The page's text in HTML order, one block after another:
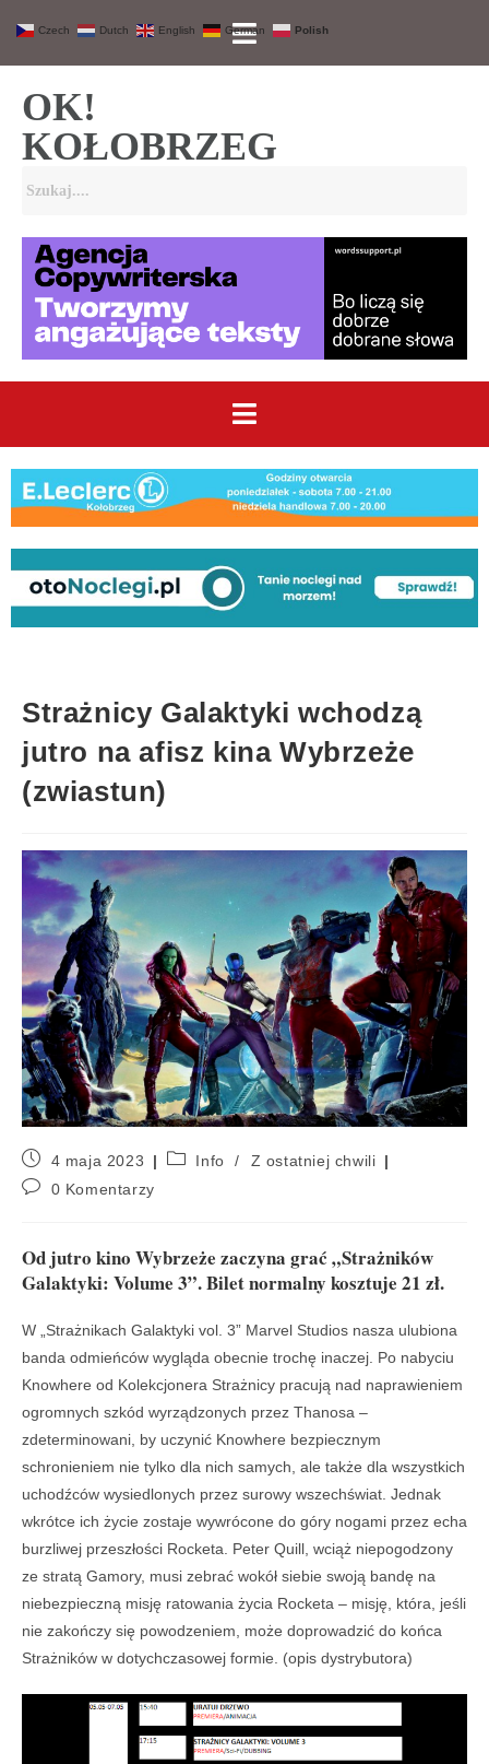
OK!
KOŁOBRZEG
Strażnicy Galaktyki wchodzą
jutro na afisz kina Wybrzeże
(zwiastun)
4 maja 2023 Info /
Z ostatniej chwili
0 Komentarzy
Od jutro kino Wybrzeże zaczyna grać „Strażników
Galaktyki: Volume 3”. Bilet normalny kosztuje 21 zł.
W „Strażnikach Galaktyki vol. 3” Marvel Studios nasza ulubiona
banda odmieńców wygląda obecnie trochę inaczej. Po nabyciu
Knowhere od Kolekcjonera Strażnicy pracują nad naprawieniem
ogromnych szkód wyrządzonych przez Thanosa –
zdeterminowani, by uczynić Knowhere bezpiecznym
schronieniem nie tylko dla nich samych, ale także dla wszystkich
uchodźców wysiedlonych przez surowy wszechświat. Jednak
wkrótce ich życie zostaje wywrócone do góry nogami przez echa
burzliwej przeszłości Rocketa. Peter Quill, wciąż niepogodzony
ze stratą Gamory, musi zebrać wokół siebie swoją bandę na
niebezpieczną misję ratowania życia Rocketa – misję, która, jeśli
nie zakończy się powodzeniem, może doprowadzić do końca
Strażników w dotychczasowej formie. (opis dystrybutora)
Czech Dutch English German Polish